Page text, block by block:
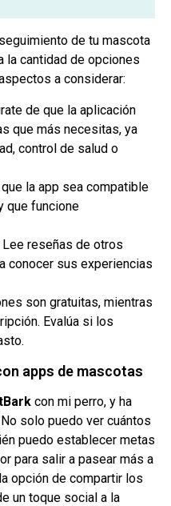
de tu mascota
la cantidad de opciones
a considerar:
de que la aplicación
que más necesitas, ya
control de salud o
la app sea compatible
que funcione
Lee reseñas de otros
conocer sus experiencias
son gratuitas, mientras
Evalúa si los
apps de mascotas
con mi perro, y ha
solo puedo ver cuántos
puedo establecer metas
para salir a pasear más a
opción de compartir los
un toque social a la